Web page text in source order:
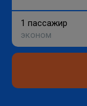
1 пассажир
эконом